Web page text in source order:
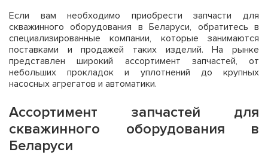
Если вам необходимо приобрести запчасти для
скважинного оборудования в Беларуси, обратитесь в
специализированные компании, которые занимаются
поставками и продажей таких изделий. На рынке
представлен широкий ассортимент запчастей, от
небольших прокладок и уплотнений до крупных
насосных агрегатов и автоматики.
Ассортимент запчастей для
скважинного оборудования в
Беларуси